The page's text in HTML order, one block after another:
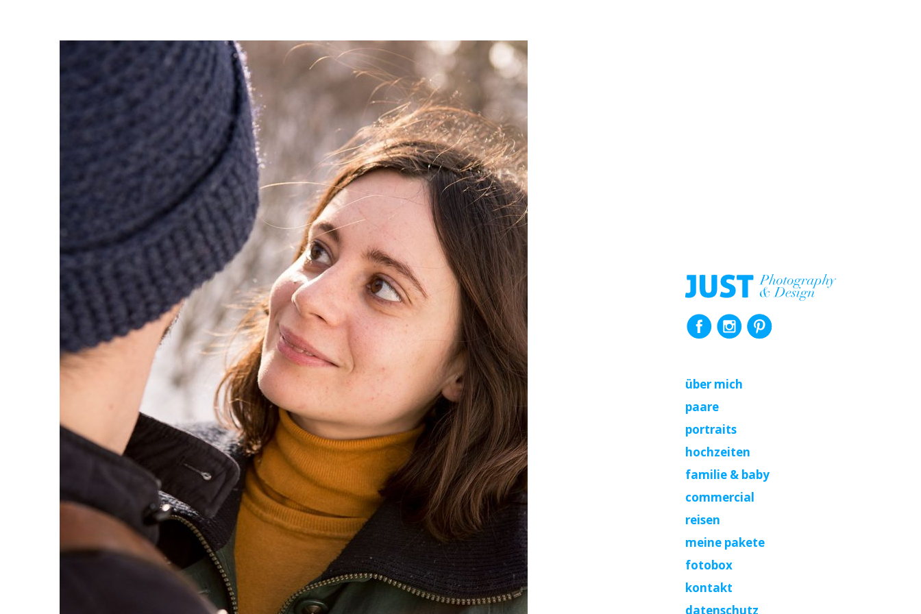
über mich
paare
portraits
hochzeiten
familie & baby
commercial
reisen
meine pakete
fotobox
kontakt
datenschutz